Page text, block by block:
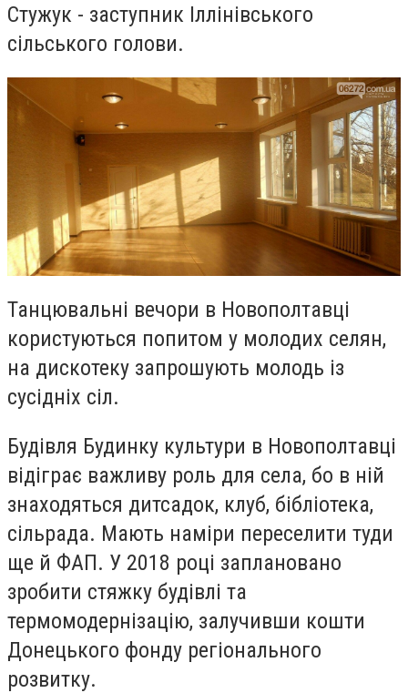
Стужук - заступник Іллінівського
сільського голови.
Танцювальні вечори в Новополтавці
користуються попитом у молодих селян,
на дискотеку запрошують молодь із
сусідніх сіл.
Будівля Будинку культури в Новополтавці
відіграє важливу роль для села, бо в ній
знаходяться дитсадок, клуб, бібліотека,
сільрада. Мають наміри переселити туди
ще й ФАП. У 2018 році заплановано
зробити стяжку будівлі та
термомодернізацію, залучивши кошти
Донецького фонду регіонального
розвитку.